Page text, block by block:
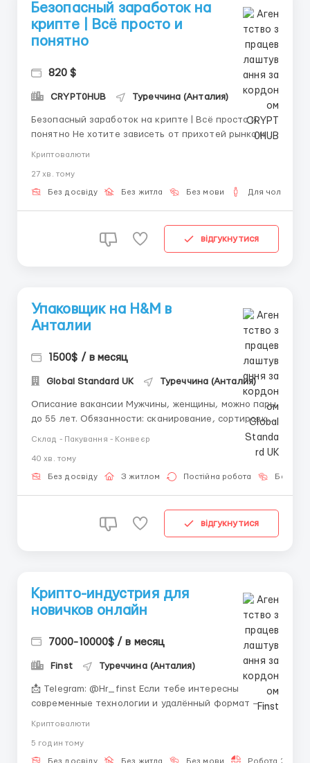
Безопасный заработок на
крипте | Всё просто и
понятно
820 $
CRYPT0HUB Туреччина (Анталия)
Безопасный заработок на крипте | Всё просто и
понятно Не хотите зависеть от прихотей рынка и
поможем построить. Что это за работа: Всё по-
честному: вы зарабатываете на покупке и продаже
Криптовалюти
27 хв. тому
Без досвіду Без житла Без мови Для чоловіків
відгукнутися
Упаковщик на H&M в
Анталии
1500$ / в месяц
Global Standard UK Туреччина (Анталия)
Описание вакансии Мужчины, женщины, можно пары
до 55 лет. Обязанности: сканирование, сортировка
товара, упаковка продукции и уборка рабочей
часов. Есть переработки ( оплачиваются
дополнительно) Заработная составляет 9 доларов/
Склад - Пакування - Конвеєр
40 хв. тому
Без досвіду З житлом Постійна робота Без
відгукнутися
Крипто-индустрия для
новичков онлайн
7000-10000$ / в месяц
Finst Туреччина (Анталия)
📩 Telegram: @Hr_finst Если тебе интересны
современные технологии и удалённый формат —
развивается невероятно быстро, а онлайн-среда
Криптовалюти
5 годин тому
Без досвіду Без житла Без мови Робота 2-3